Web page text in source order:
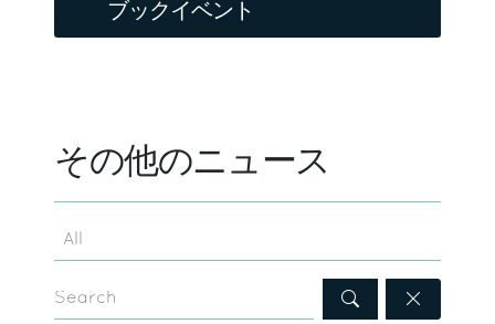
ブックイベント
その他のニュース
Search